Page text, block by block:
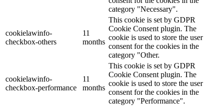
category "Necessary".
cookielawinfo-
checkbox-others
11
months
This cookie is set by GDPR
Cookie Consent plugin. The
cookie is used to store the user
consent for the cookies in the
category "Other.
cookielawinfo-
checkbox-performance
11
months
This cookie is set by GDPR
Cookie Consent plugin. The
cookie is used to store the user
consent for the cookies in the
category "Performance".